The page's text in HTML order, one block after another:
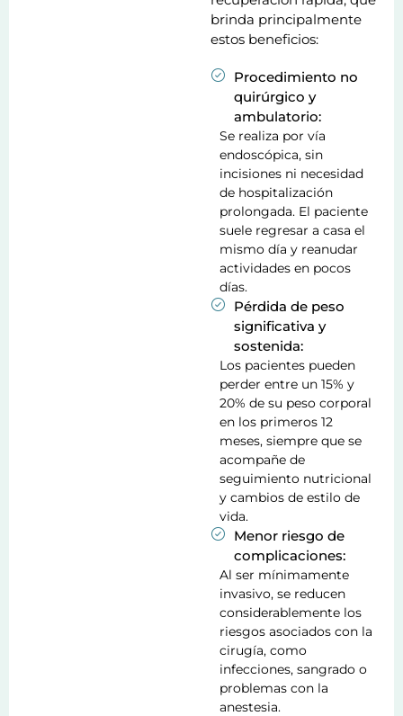
brinda principalmente
estos beneficios:
Procedimiento no
quirúrgico y
ambulatorio:
Se realiza por vía
endoscópica, sin
incisiones ni necesidad
de hospitalización
prolongada. El paciente
suele regresar a casa el
mismo día y reanudar
actividades en pocos
días.
Pérdida de peso
significativa y
sostenida:
Los pacientes pueden
perder entre un 15% y
20% de su peso corporal
en los primeros 12
meses, siempre que se
acompañe de
seguimiento nutricional
y cambios de estilo de
vida.
Menor riesgo de
complicaciones:
Al ser mínimamente
invasivo, se reducen
considerablemente los
riesgos asociados con la
cirugía, como
infecciones, sangrado o
problemas con la
anestesia.